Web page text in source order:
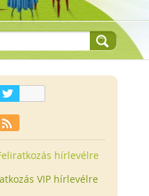
hírlevélre
VIP hírlevélre